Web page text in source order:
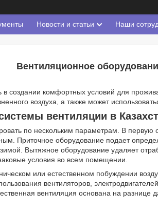
Новости и статьи Наши
Вентиляционное
создании комфортных условий для
воздуха, а также может
вентиляции в
по нескольким параметрам. В первую
Приточное оборудование подает
Вытяжное оборудование удаляет
условия во всем помещении.
или естественном побуждении
вентиляторов,
вентиляция основана на разнице